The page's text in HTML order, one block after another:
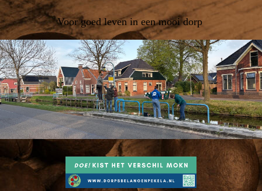
Voor goed leven in een mooi dorp